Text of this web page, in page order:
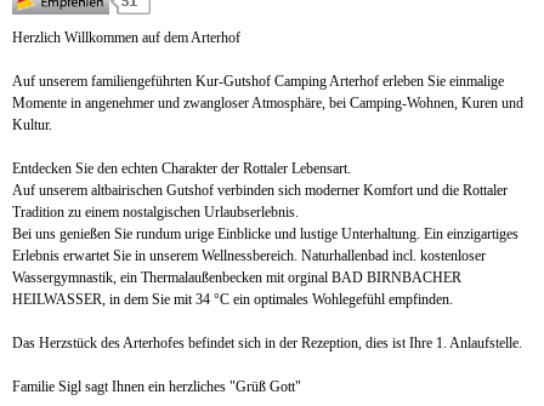
News
Herzlich Willkommen auf dem Arterhof
Auf unserem familiengeführten Kur-Gutshof Camping Arterhof erleben Sie einmalige
Momente in angenehmer und zwangloser Atmosphäre, bei Camping-Wohnen, Kuren und
Kultur.
Entdecken Sie den echten Charakter der Rottaler Lebensart.
Auf unserem altbairischen Gutshof verbinden sich moderner Komfort und die Rottaler
Tradition zu einem nostalgischen Urlaubserlebnis.
Bei uns genießen Sie rundum urige Einblicke und lustige Unterhaltung. Ein einzigartiges
Erlebnis erwartet Sie in unserem Wellnessbereich. Naturhallenbad incl. kostenloser
Wassergymnastik, ein Thermalaußenbecken mit orginal BAD BIRNBACHER
HEILWASSER, in dem Sie mit 34 °C ein optimales Wohlegefühl empfinden.
Das Herzstück des Arterhofes befindet sich in der Rezeption, dies ist Ihre 1. Anlaufstelle.
Familie Sigl sagt Ihnen ein herzliches "Grüß Gott"